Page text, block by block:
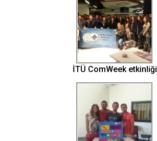
İTÜ ComWeek etkinliği